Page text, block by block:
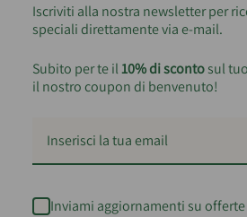
Iscriviti alla nostra newsletter per
speciali direttamente via e-mail.
Subito per te il10% di scontosul
il nostro coupon di benvenuto!
Inviami aggiornamenti su